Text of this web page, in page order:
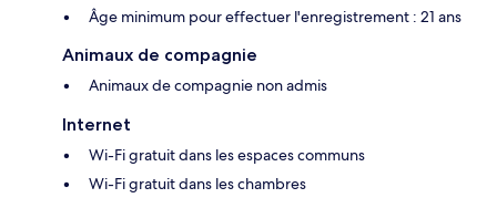
Âge minimum pour effectuer l'enregistrement : 21 ans
Animaux de compagnie
Animaux de compagnie non admis
Internet
Wi-Fi gratuit dans les espaces communs
Wi-Fi gratuit dans les chambres